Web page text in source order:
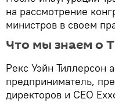
на рассмотрение
министров в своем
Что мы знаем о
Рекс Уэйн Тиллерсон
предприниматель,
директоров и CEO